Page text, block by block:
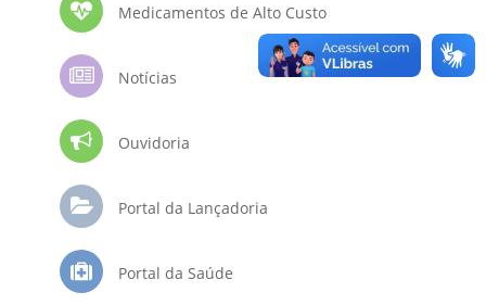
Medicamentos de Alto Custo
Notícias
Ouvidoria
Portal da Lançadoria
Portal da Saúde